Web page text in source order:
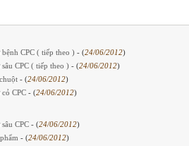
CPC ( tiếp theo ) - (24/06/2012)
CPC ( tiếp theo ) - (24/06/2012)
- (24/06/2012)
CPC - (24/06/2012)
CPC - (24/06/2012)
- (24/06/2012)